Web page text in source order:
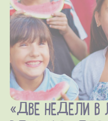
«ДВЕ НЕДЕЛИ В